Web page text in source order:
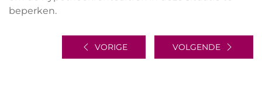
beperken.
VORIGE VOLGENDE